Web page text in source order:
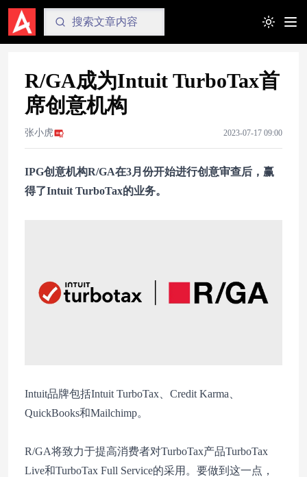
Toggle
R/GA成为Intuit TurboTax首
席创意机构
张小虎 2023-07-17 09:00
IPG创意机构R/GA在3月份开始进行创意审查后，赢
得了Intuit TurboTax的业务。
Intuit品牌包括Intuit TurboTax、Credit Karma、
QuickBooks和Mailchimp。
R/GA将致力于提高消费者对TurboTax产品TurboTax
Live和TurboTax Full Service的采用。要做到这一点，